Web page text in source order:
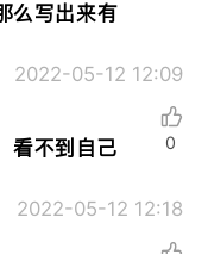
么写出来有
2022-05-12 12:09
看不到自己
2022-05-12 12:18
0